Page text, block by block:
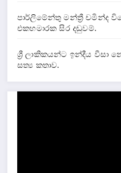
පාර්ලිමේන්තු මන්ත්‍රී චමින්ද
එකහමාරක සිර දඬුවම්.
ශ්‍රී ලාකිකයන්ට ඉන්දීය වීසා
සත්‍ය කතාව.